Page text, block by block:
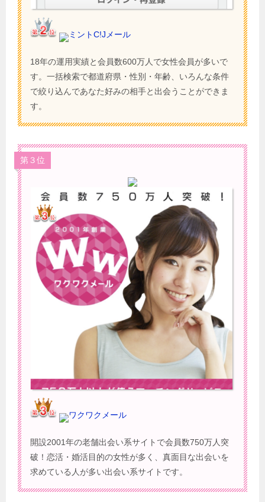
ミントC!Jメール
18年の運用実績と会員数600万人で女性会員が多いで
す。一括検索で都道府県・性別・年齢、いろんな条件
で絞り込んであなた好みの相手と出会うことができま
す。
第３位
ワクワクメール
開設2001年の老舗出会い系サイトで会員数750万人突
破！恋活・婚活目的の女性が多く、真面目な出会いを
求めている人が多い出会い系サイトです。